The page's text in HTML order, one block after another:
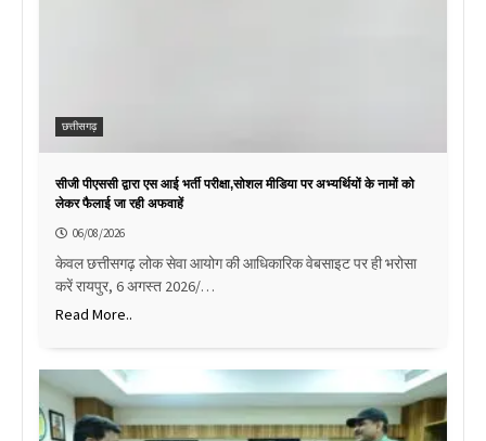
छत्तीसगढ़
सीजी पीएससी द्वारा एस आई भर्ती परीक्षा,सोशल मीडिया पर अभ्यर्थियों के नामों को
लेकर फैलाई जा रही अफवाहें
06/08/2026
केवल छत्तीसगढ़ लोक सेवा आयोग की आधिकारिक वेबसाइट पर ही भरोसा
करें रायपुर, 6 अगस्त 2026/…
Read More..